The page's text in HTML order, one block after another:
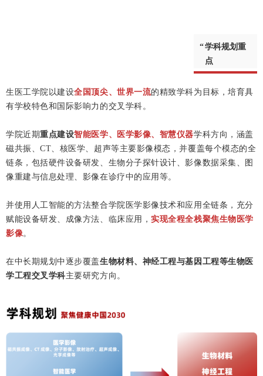
“学科规划重
点
生医工学院以建设全国顶尖、世界一流的精致学科为目标，培育具
有学校特色和国际影响力的交叉学科。
学院近期重点建设智能医学、医学影像、智慧仪器学科方向，涵盖
磁共振、CT、核医学、超声等主要影像模态，并覆盖每个模态的全
链条，包括硬件设备研发、生物分子探针设计、影像数据采集、图
像重建与信息处理、影像在诊疗中的应用等。
并使用人工智能的方法整合学院医学影像技术和应用全链条，充分
赋能设备研发、成像方法、临床应用，实现全程全栈聚焦生物医学
影像 。
在中长期规划中逐步覆盖生物材料、神经工程与基因工程等生物医
学工程交叉学科主要研究方向。